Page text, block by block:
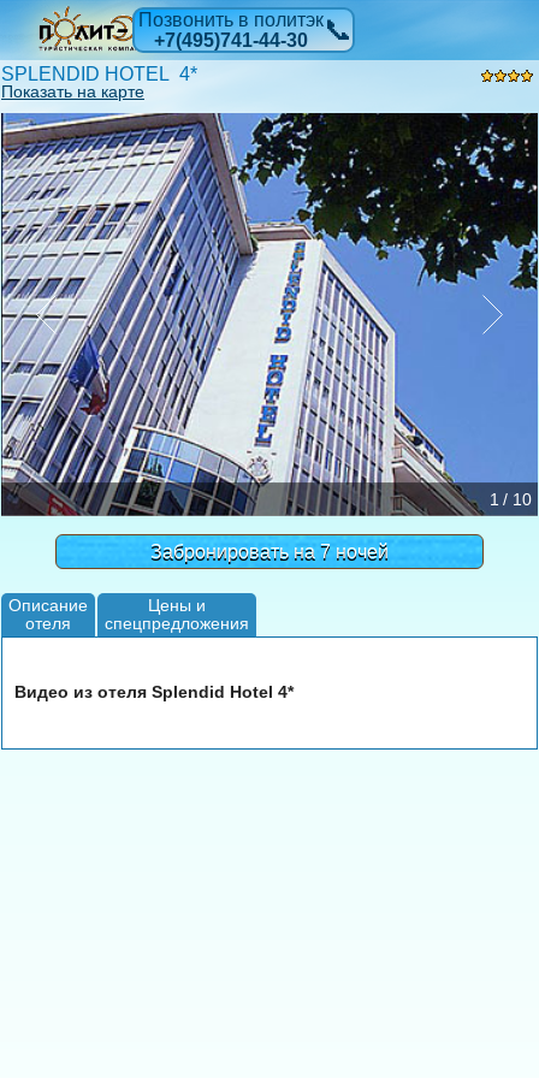
Позвонить в политэк
+7(495)741-44-30
📞
SPLENDID HOTEL 4*
Показать на карте
1 / 10
Забронировать на 7 ночей
Описание
отеля
Цены и
спецпредложения
Видео из отеля Splendid Hotel 4*